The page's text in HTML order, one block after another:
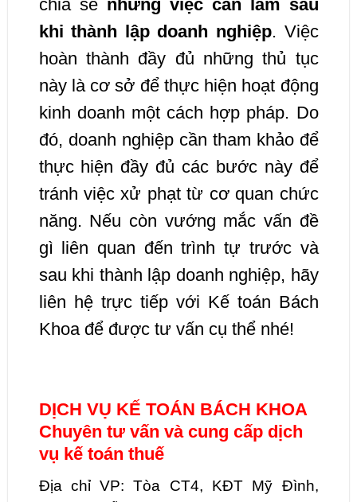
chia sẻ những việc cần làm sau
khi thành lập doanh nghiệp. Việc
hoàn thành đầy đủ những thủ tục
này là cơ sở để thực hiện hoạt động
kinh doanh một cách hợp pháp. Do
đó, doanh nghiệp cần tham khảo để
thực hiện đầy đủ các bước này để
tránh việc xử phạt từ cơ quan chức
năng. Nếu còn vướng mắc vấn đề
gì liên quan đến trình tự trước và
sau khi thành lập doanh nghiệp, hãy
liên hệ trực tiếp với Kế toán Bách
Khoa để được tư vấn cụ thể nhé!
DỊCH VỤ KẾ TOÁN BÁCH KHOA
Chuyên tư vấn và cung cấp dịch
vụ kế toán thuế
Địa chỉ VP: Tòa CT4, KĐT Mỹ Đình,